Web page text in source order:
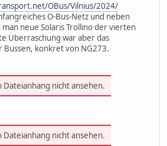
OBus/Vilnius/2024/
O-Bus-Netz und neben
man neue Solaris Trollino der vierten
Überraschung war aber das
Bussen, konkret von NG273.
Dateianhang nicht ansehen.
Dateianhang nicht ansehen.